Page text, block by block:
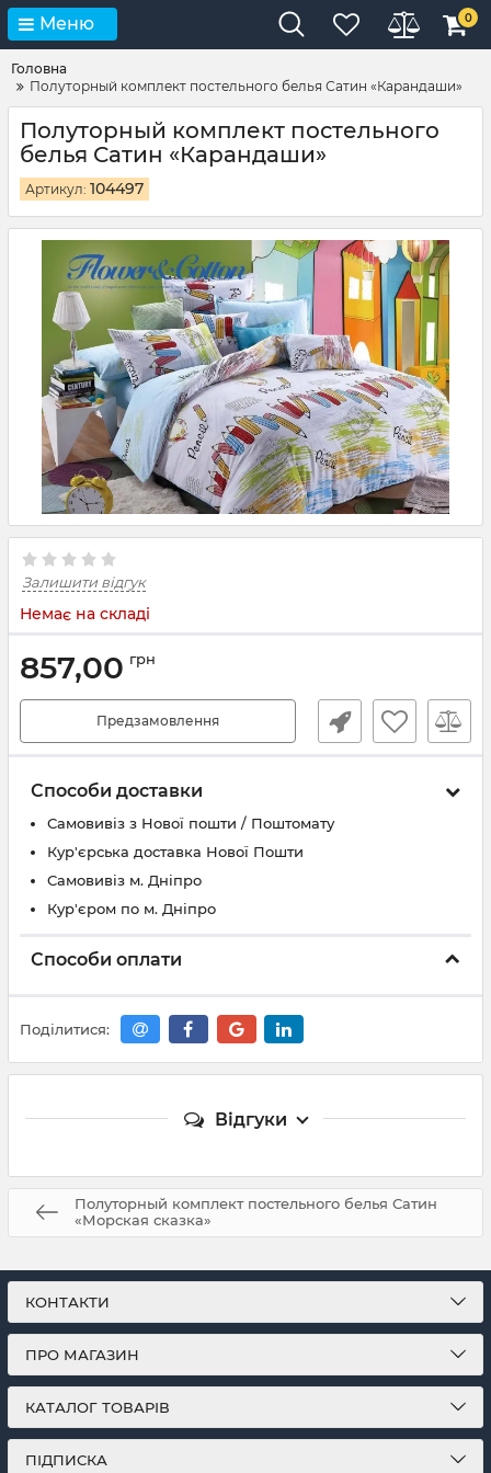
Меню 0
Головна
Полуторный комплект постельного белья Сатин «Карандаши»
Полуторный комплект постельного
белья Сатин «Карандаши»
Артикул: 104497
Залишити відгук
Немає на складі
857,00 грн
Предзамовлення
Способи доставки
Самовивіз з Нової пошти / Поштомату
Кур'єрська доставка Нової Пошти
Самовивіз м. Дніпро
Кур'єром по м. Дніпро
Способи оплати
Поділитися:
Відгуки
Полуторный комплект постельного белья Сатин
«Морская сказка»
КОНТАКТИ
ПРО МАГАЗИН
КАТАЛОГ ТОВАРІВ
ПІДПИСКА